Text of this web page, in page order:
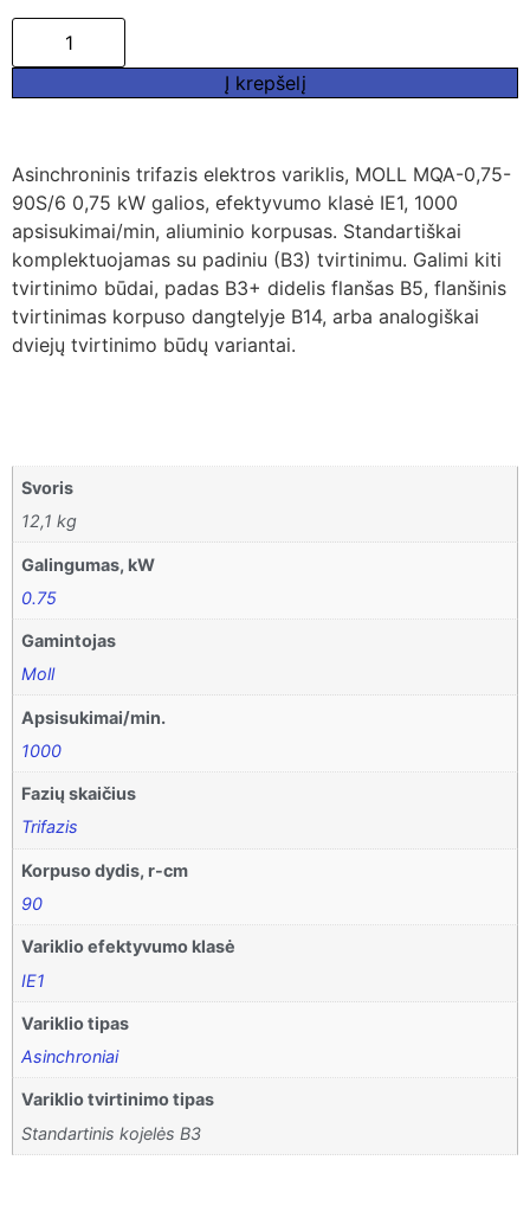
Į krepšelį
Asinchroninis trifazis elektros variklis, MOLL MQA-0,75-
90S/6 0,75 kW galios, efektyvumo klasė IE1, 1000
apsisukimai/min, aliuminio korpusas. Standartiškai
komplektuojamas su padiniu (B3) tvirtinimu. Galimi kiti
tvirtinimo būdai, padas B3+ didelis flanšas B5, flanšinis
tvirtinimas korpuso dangtelyje B14, arba analogiškai
dviejų tvirtinimo būdų variantai.
Svoris
12,1 kg
Galingumas, kW
0.75
Gamintojas
Moll
Apsisukimai/min.
1000
Fazių skaičius
Trifazis
Korpuso dydis, r-cm
90
Variklio efektyvumo klasė
IE1
Variklio tipas
Asinchroniai
Variklio tvirtinimo tipas
Standartinis kojelės B3